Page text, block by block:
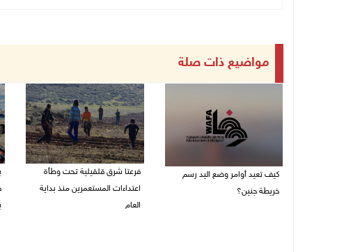
مواضيع ذات صلة
كيف تعيد أوامر وضع اليد رسم
خريطة جنين؟
فرعتا شرق قلقيلية تحت وطأة
اعتداءات المستعمرين منذ بداية
العام